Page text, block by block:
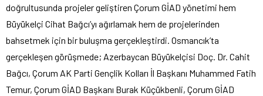
doğrultusunda projeler geliştiren Çorum GİAD yönetimi hem
Büyükelçi Cihat Bağcı’yı ağırlamak hem de projelerinden
bahsetmek için bir buluşma gerçekleştirdi. Osmancık’ta
gerçekleşen görüşmede; Azerbaycan Büyükelçisi Doç. Dr. Cahit
Bağcı, Çorum AK Parti Gençlik Kolları İl Başkanı Muhammed Fatih
Temur, Çorum GİAD Başkanı Burak Küçükbenli, Çorum GİAD